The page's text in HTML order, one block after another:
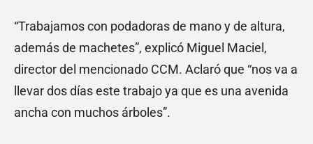
“Trabajamos con podadoras de mano y de altura,
además de machetes”, explicó Miguel Maciel,
director del mencionado CCM. Aclaró que “nos va a
llevar dos días este trabajo ya que es una avenida
ancha con muchos árboles”.